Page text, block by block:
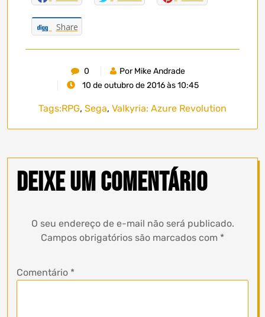
Share
0
Por Mike Andrade
10 de outubro de 2016 às 10:45
Tags:RPG, Sega, Valkyria: Azure Revolution
Deixe um comentário
O seu endereço de e-mail não será publicado.
Campos obrigatórios são marcados com *
Comentário *